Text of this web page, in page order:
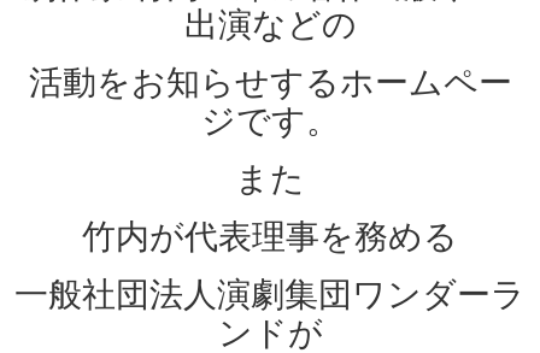
出演などの
活動をお知らせするホームペー
ジです。
また
竹内が代表理事を務める
一般社団法人演劇集団ワンダーラ
ンドが